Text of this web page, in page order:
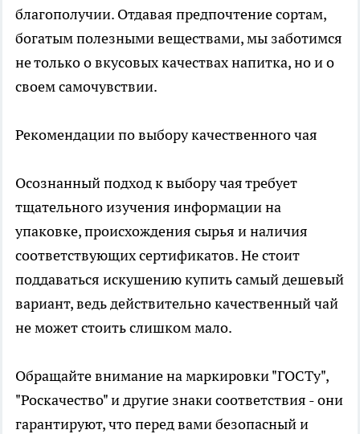
благополучии. Отдавая предпочтение сортам,
богатым полезными веществами, мы заботимся
не только о вкусовых качествах напитка, но и о
своем самочувствии.
Рекомендации по выбору качественного чая
Осознанный подход к выбору чая требует
тщательного изучения информации на
упаковке, происхождения сырья и наличия
соответствующих сертификатов. Не стоит
поддаваться искушению купить самый дешевый
вариант, ведь действительно качественный чай
не может стоить слишком мало.
Обращайте внимание на маркировки "ГОСТу",
"Роскачество" и другие знаки соответствия - они
гарантируют, что перед вами безопасный и